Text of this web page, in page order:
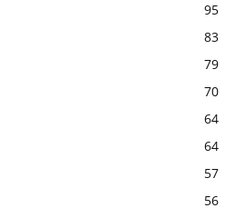
95
83
79
70
64
64
57
56